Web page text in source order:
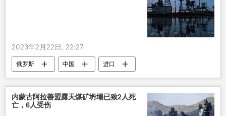
2023年2月22日, 22:27
俄罗斯 中国 进口
内蒙古阿拉善盟露天煤矿坍塌已致2人死
亡，6人受伤